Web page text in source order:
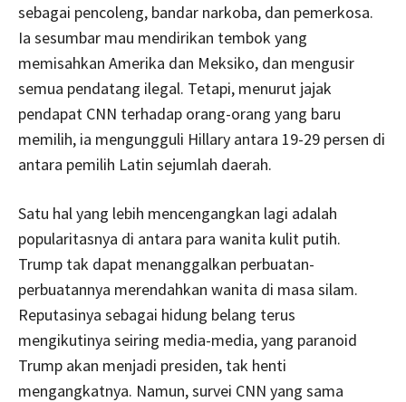
sebagai pencoleng, bandar narkoba, dan pemerkosa.
Ia sesumbar mau mendirikan tembok yang
memisahkan Amerika dan Meksiko, dan mengusir
semua pendatang ilegal. Tetapi, menurut jajak
pendapat CNN terhadap orang-orang yang baru
memilih, ia mengungguli Hillary antara 19-29 persen di
antara pemilih Latin sejumlah daerah.
Satu hal yang lebih mencengangkan lagi adalah
popularitasnya di antara para wanita kulit putih.
Trump tak dapat menanggalkan perbuatan-
perbuatannya merendahkan wanita di masa silam.
Reputasinya sebagai hidung belang terus
mengikutinya seiring media-media, yang paranoid
Trump akan menjadi presiden, tak henti
mengangkatnya. Namun, survei CNN yang sama